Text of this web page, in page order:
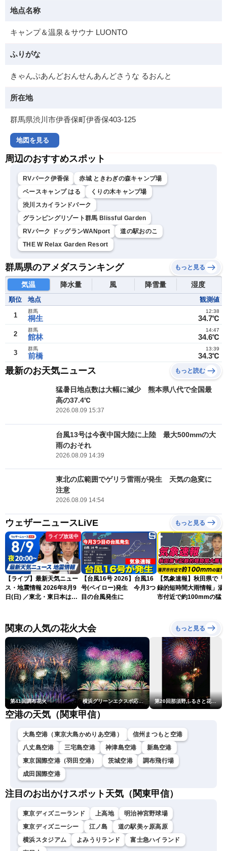
地点名称
キャンプ＆温泉＆サウナ LUONTO
ふりがな
きゃんぷあんどおんせんあんどさうな るおんと
所在地
群馬県渋川市伊香保町伊香保403-125
地図を見る
周辺のおすすめスポット
RVパーク伊香保
赤城 ときわぎの森キャンプ場
ベースキャンプ はる
くりの木キャンプ場
渋川スカイランドパーク
グランピングリゾート群馬 Blissful Garden
RVパーク ドッグランWANport
道の駅おのこ
THE W Relax Garden Resort
群馬県のアメダスランキング もっと見る
気温 降水量 風 降雪量 湿度
順位 地点 観測値
1 桐生
群馬
34.7℃
12:38
2 館林
群馬
34.6℃
14:47
3 前橋
群馬
34.3℃
13:39
最新のお天気ニュース もっと読む
猛暑日地点数は大幅に減少 熊本県八代で全国最
高の37.4℃
2026.08.09 15:37
台風13号は今夜中国大陸に上陸 最大500mmの大
雨のおそれ
2026.08.09 14:39
東北の広範囲でゲリラ雷雨が発生 天気の急変に
注意
2026.08.09 14:54
ウェザーニュースLiVE もっと見る
ライブ放送中
【ライブ】最新天気ニュー
ス・地震情報 2026年8月9
日(日) ／東北・東日本は急
衣／芳野達郎〉
【台風16号 2026】台風16
号(ペイロー)発生 今月3つ
目の台風発生に
【気象速報】秋田県で「
録的短時間大雨情報」湯
市付近で約100mmの猛烈
関東の人気の花火大会 もっと見る
第41回調布花火 横浜グリーンエクスポ応援 みなとみらいフェスティバル「スカイシンフォニーinヨコハマ presented byコロワイド」 第20回那須野ふるさと花火大会
空港の天気（関東甲信）
大島空港（東京大島かめりあ空港）
信州まつもと空港
八丈島空港
三宅島空港 神津島空港
新島空港
東京国際空港（羽田空港）
茨城空港
調布飛行場
成田国際空港
注目のお出かけスポット天気（関東甲信）
東京ディズニーランド 上高地
明治神宮野球場
東京ディズニーシー
江ノ島
道の駅美ヶ原高原
横浜スタジアム
よみうりランド
富士急ハイランド